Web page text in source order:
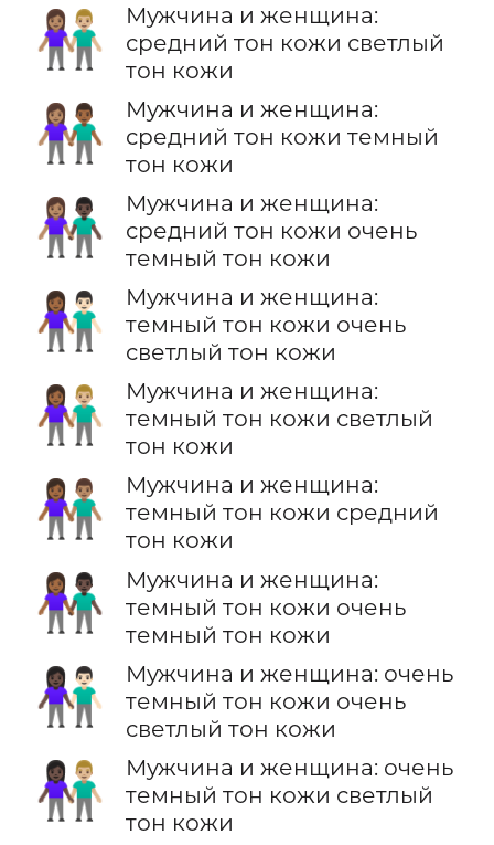
👩🏽‍🤝‍👨🏼
Мужчина и женщина:
средний тон кожи светлый
тон кожи
👩🏽‍🤝‍👨🏾
Мужчина и женщина:
средний тон кожи темный
тон кожи
👩🏽‍🤝‍👨🏿
Мужчина и женщина:
средний тон кожи очень
темный тон кожи
👩🏾‍🤝‍👨🏻
Мужчина и женщина:
темный тон кожи очень
светлый тон кожи
👩🏾‍🤝‍👨🏼
Мужчина и женщина:
темный тон кожи светлый
тон кожи
👩🏾‍🤝‍👨🏽
Мужчина и женщина:
темный тон кожи средний
тон кожи
👩🏾‍🤝‍👨🏿
Мужчина и женщина:
темный тон кожи очень
темный тон кожи
👩🏿‍🤝‍👨🏻
Мужчина и женщина: очень
темный тон кожи очень
светлый тон кожи
👩🏿‍🤝‍👨🏼
Мужчина и женщина: очень
темный тон кожи светлый
тон кожи